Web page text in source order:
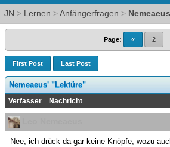
JN > Lernen >Anfängerfragen >
Page: « 2
First Post Last Post
Nemeaeus' "Lektüre"
Verfasser Nachricht
Nee, ich drück da gar keine Knöpfe, wozu